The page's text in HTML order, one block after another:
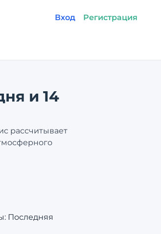
Вход Регистрация
и 14
рассчитывает
Последняя